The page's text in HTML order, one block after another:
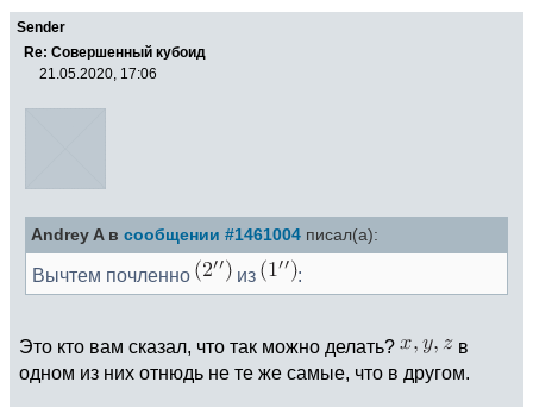
Sender
Re: Совершенный кубоид
21.05.2020, 17:06
Andrey A в сообщении #1461004 писал(а):
Вычтем почленно из :
Это кто вам сказал, что так можно делать?
в
одном из них отнюдь не те же самые, что в другом.